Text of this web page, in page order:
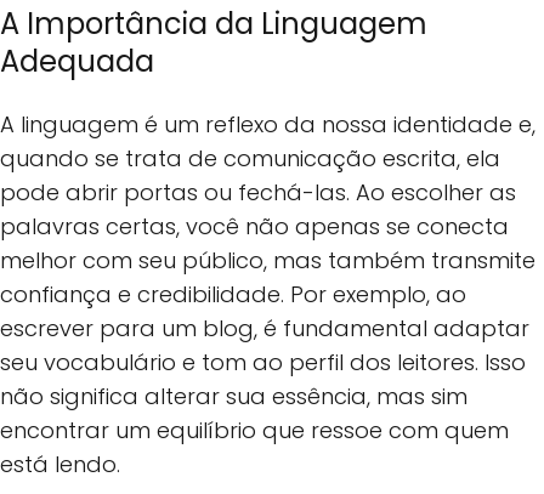
A Importância da Linguagem
Adequada
A linguagem é um reflexo da nossa identidade e,
quando se trata de comunicação escrita, ela
pode abrir portas ou fechá-las. Ao escolher as
palavras certas, você não apenas se conecta
melhor com seu público, mas também transmite
confiança e credibilidade. Por exemplo, ao
escrever para um blog, é fundamental adaptar
seu vocabulário e tom ao perfil dos leitores. Isso
não significa alterar sua essência, mas sim
encontrar um equilíbrio que ressoe com quem
está lendo.